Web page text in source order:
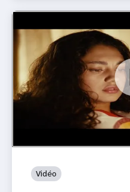
Vidéo